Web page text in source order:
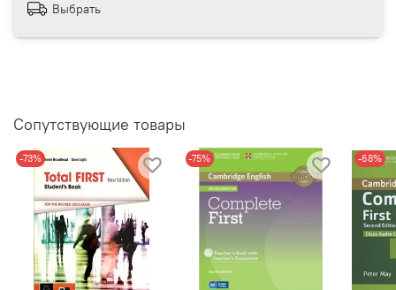
Выбрать
Сопутствующие товары
-73% -75% -68%